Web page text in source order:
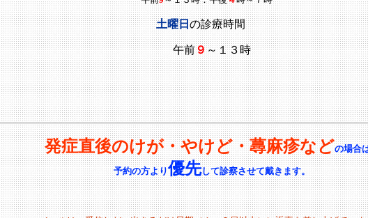
土曜日 の診療時間
午前９～１３時
発症直後のけが・やけど・蕁麻疹などの場合
予約の方より優先して診察させて戴きます。